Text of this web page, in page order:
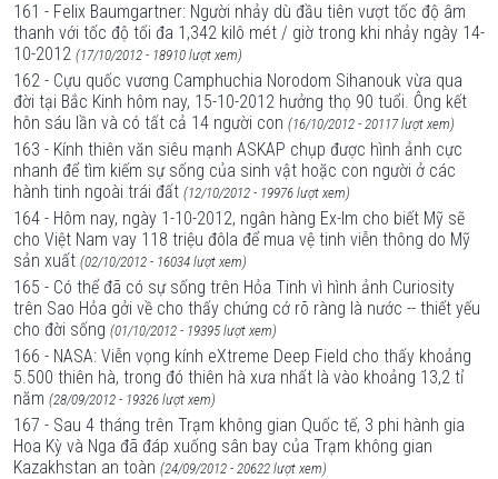
161 - Felix Baumgartner: Người nhảy dù đầu tiên vượt tốc độ âm
thanh với tốc độ tối đa 1,342 kilô mét / giờ trong khi nhảy ngày 14-
10-2012 (17/10/2012 - 18910 lượt xem)
162 - Cựu quốc vương Camphuchia Norodom Sihanouk vừa qua
đời tại Bắc Kinh hôm nay, 15-10-2012 hưởng thọ 90 tuổi. Ông kết
hôn sáu lần và có tất cả 14 người con (16/10/2012 - 20117 lượt xem)
163 - Kính thiên văn siêu mạnh ASKAP chụp được hình ảnh cực
nhanh để tìm kiếm sự sống của sinh vật hoặc con người ở các
hành tinh ngoài trái đất (12/10/2012 - 19976 lượt xem)
164 - Hôm nay, ngày 1-10-2012, ngân hàng Ex-Im cho biết Mỹ sẽ
cho Việt Nam vay 118 triệu đôla để mua vệ tinh viễn thông do Mỹ
sản xuất (02/10/2012 - 16034 lượt xem)
165 - Có thể đã có sự sống trên Hỏa Tinh vì hình ảnh Curiosity
trên Sao Hỏa gởi về cho thấy chứng cớ rõ ràng là nước -- thiết yếu
cho đời sống (01/10/2012 - 19395 lượt xem)
166 - NASA: Viễn vọng kính eXtreme Deep Field cho thấy khoảng
5.500 thiên hà, trong đó thiên hà xưa nhất là vào khoảng 13,2 tỉ
năm (28/09/2012 - 19326 lượt xem)
167 - Sau 4 tháng trên Trạm không gian Quốc tế, 3 phi hành gia
Hoa Kỳ và Nga đã đáp xuống sân bay của Trạm không gian
Kazakhstan an toàn (24/09/2012 - 20622 lượt xem)